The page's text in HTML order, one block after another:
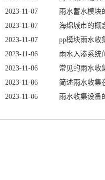
2023-11-07 雨水蓄水模块
2023-11-07 海绵城市的概
2023-11-07 pp模块雨水收
2023-11-06 雨水入渗系统
2023-11-06 常见的雨水收
2023-11-06 简述雨水收集
2023-11-06 雨水收集设备